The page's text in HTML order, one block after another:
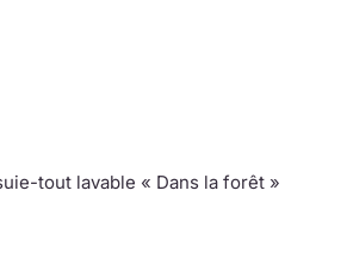
tout lavable « Dans la forêt »